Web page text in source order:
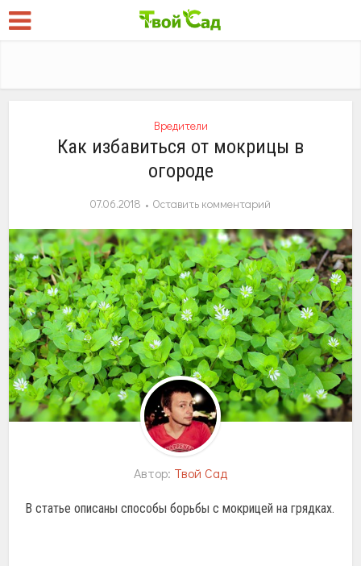
Вредители
Как избавиться от мокрицы в
огороде
07.06.2018 Оставить комментарий
Автор: Твой Сад
В статье описаны способы борьбы с мокрицей на грядках.